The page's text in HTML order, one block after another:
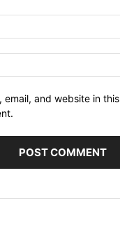
email, and website in